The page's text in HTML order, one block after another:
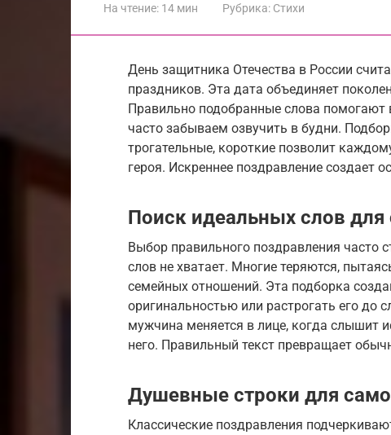
На чтение: 14 мин Рубрика: Стихи
День защитника Отечества в России
праздников. Эта дата объединяет
Правильно подобранные слова
часто забываем озвучить в будни.
трогательные, короткие позволит
героя. Искреннее поздравление создает
Поиск идеальных слов для
Выбор правильного поздравления часто
слов не хватает. Многие теряются,
семейных отношений. Эта подборка
оригинальностью или растрогать его до
мужчина меняется в лице, когда слышит
него. Правильный текст превращает
Душевные строки для
Классические поздравления